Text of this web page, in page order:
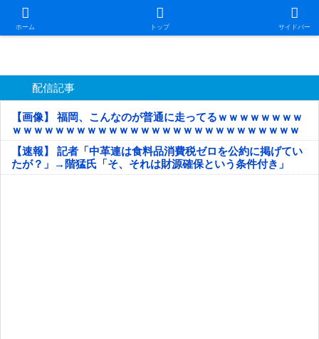
ホーム トップ サイドバー
日本第一！ニュース録
配信記事
【画像】 福岡、こんなのが普通に走ってるｗｗｗｗｗｗｗｗ
ｗｗｗｗｗｗｗｗｗｗｗｗｗｗｗｗｗｗｗｗｗｗｗｗｗｗｗ
ｗｗｗｗｗ
【速報】 記者「中革連は食料品消費税ゼロを公約に掲げてい
たが？」→階猛氏「そ、それは財源確保という条件付き」